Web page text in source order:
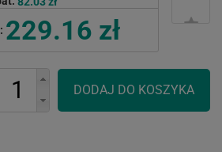
229.16 zł